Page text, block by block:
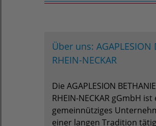
Über uns: AGAPLESION
RHEIN-NECKAR
Die AGAPLESION
RHEIN-NECKAR gGmbH ist
gemeinnütziges
einer langen Tradition